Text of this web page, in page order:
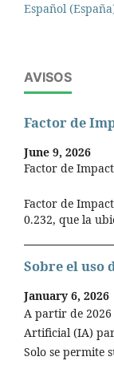
Español
AVISOS
Factor de
June 9, 2026
Factor de
Factor de
0.232, que la
Sobre el uso
January 6, 2026
A partir de 2026
Artificial (IA)
Solo se permite